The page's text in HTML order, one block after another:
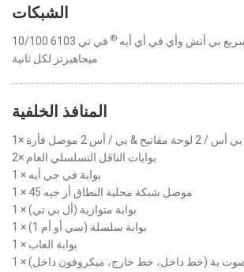
الشبكات
بي أتش وأي في أي أيه ®
في تي 6103 10/100
ميجاهيرتز لكل ثانية
المنافذ الخلفية
& بي / أس 2 موصل فأرة
2× بوابات الناقل التسلسلي العام
1 × بوابة في جي أيه
1 × موصل شبكة محلية النطاق أر جيه 45
1 × بوابة متوازية (أل بي تي)
1 × بوابة سلسلة (سي أو أم 1)
1 × بوابة العاب
صوت ية (خط داخل، خط خارج، ميكروفون داخل)